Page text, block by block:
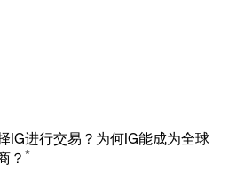
IG进行交易？为何IG能成为全球
？ *